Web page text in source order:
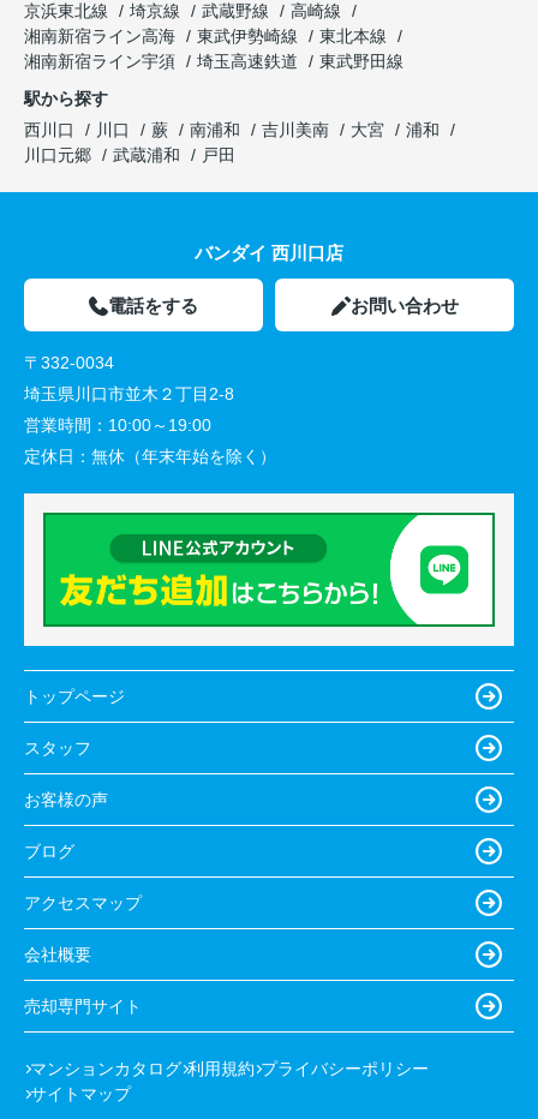
京浜東北線
埼京線 武蔵野線
高崎線
湘南新宿ライン高海
東武伊勢崎線
東北本線
湘南新宿ライン宇須
埼玉高速鉄道
東武野田線
駅から探す
西川口
川口 蕨 南浦和 吉川美南 大宮
浦和
川口元郷
武蔵浦和 戸田
バンダイ 西川口店
電話をする お問い合わせ
〒332-0034
埼玉県川口市並木２丁目2-8
営業時間： 10:00～19:00
定休日： 無休（年末年始を除く）
トップページ
スタッフ
お客様の声
ブログ
アクセスマップ
会社概要
売却専門サイト
マンションカタログ 利用規約 プライバシーポリシー
サイトマップ